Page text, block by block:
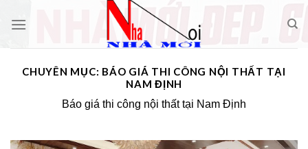
CHUYÊN MỤC: BÁO GIÁ THI CÔNG NỘI THẤT TẠI
NAM ĐỊNH
Báo giá thi công nội thất tại Nam Định